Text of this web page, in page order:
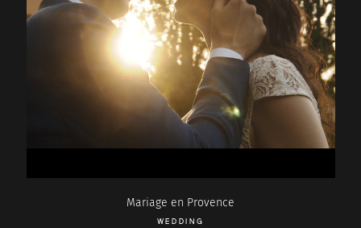
Mariage en Provence
WEDDING